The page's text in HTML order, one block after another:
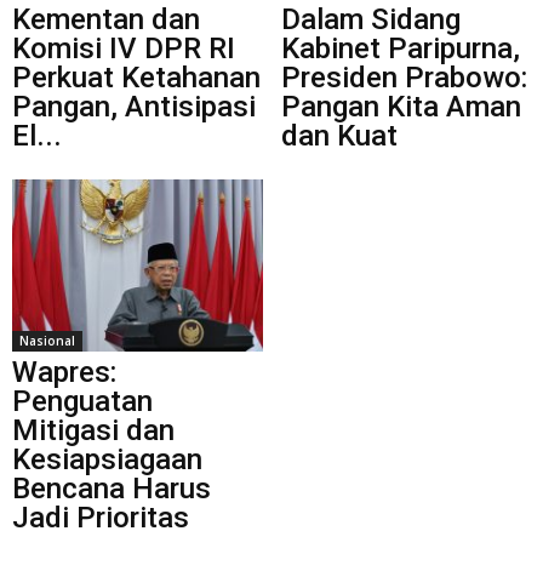
Kementan dan
Komisi IV DPR RI
Perkuat Ketahanan
Pangan, Antisipasi
El...
Dalam Sidang
Kabinet Paripurna,
Presiden Prabowo:
Pangan Kita Aman
dan Kuat
Nasional
Wapres:
Penguatan
Mitigasi dan
Kesiapsiagaan
Bencana Harus
Jadi Prioritas